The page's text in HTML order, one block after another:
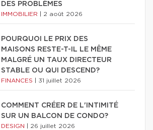
DES PROBLÈMES
IMMOBILIER 2 août 2026
POURQUOI LE PRIX DES
MAISONS RESTE-T-IL LE MÊME
MALGRÉ UN TAUX DIRECTEUR
STABLE OU QUI DESCEND?
FINANCES 31 juillet 2026
COMMENT CRÉER DE L'INTIMITÉ
SUR UN BALCON DE CONDO?
DESIGN 26 juillet 2026